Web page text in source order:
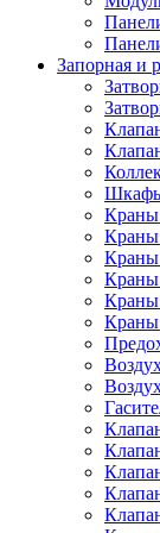
Запорная и
Шкафы
Краны
Краны
Краны
Краны
Краны